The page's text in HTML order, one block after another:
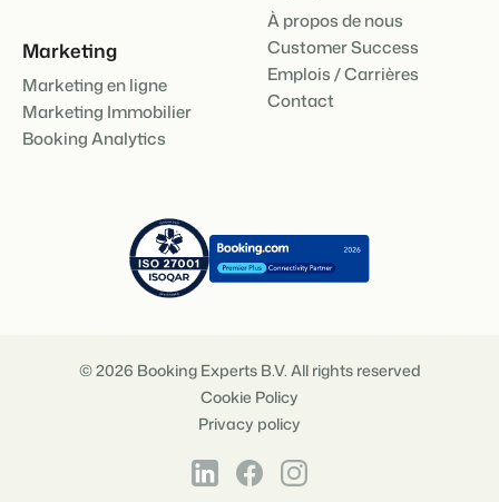
Marketing
Marketing en ligne
Marketing Immobilier
Booking Analytics
À propos de nous
Customer Success
Emplois / Carrières
Contact
© 2026 Booking Experts B.V. All rights reserved
Cookie Policy
Privacy policy